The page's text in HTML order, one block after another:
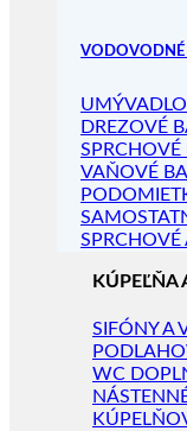
VODOVODNÉ
DREZOVÉ
SPRCHOVÉ
VAŇOVÉ
SPRCHOVÉ
KÚPEĽŇA
SIFÓNY A
WC